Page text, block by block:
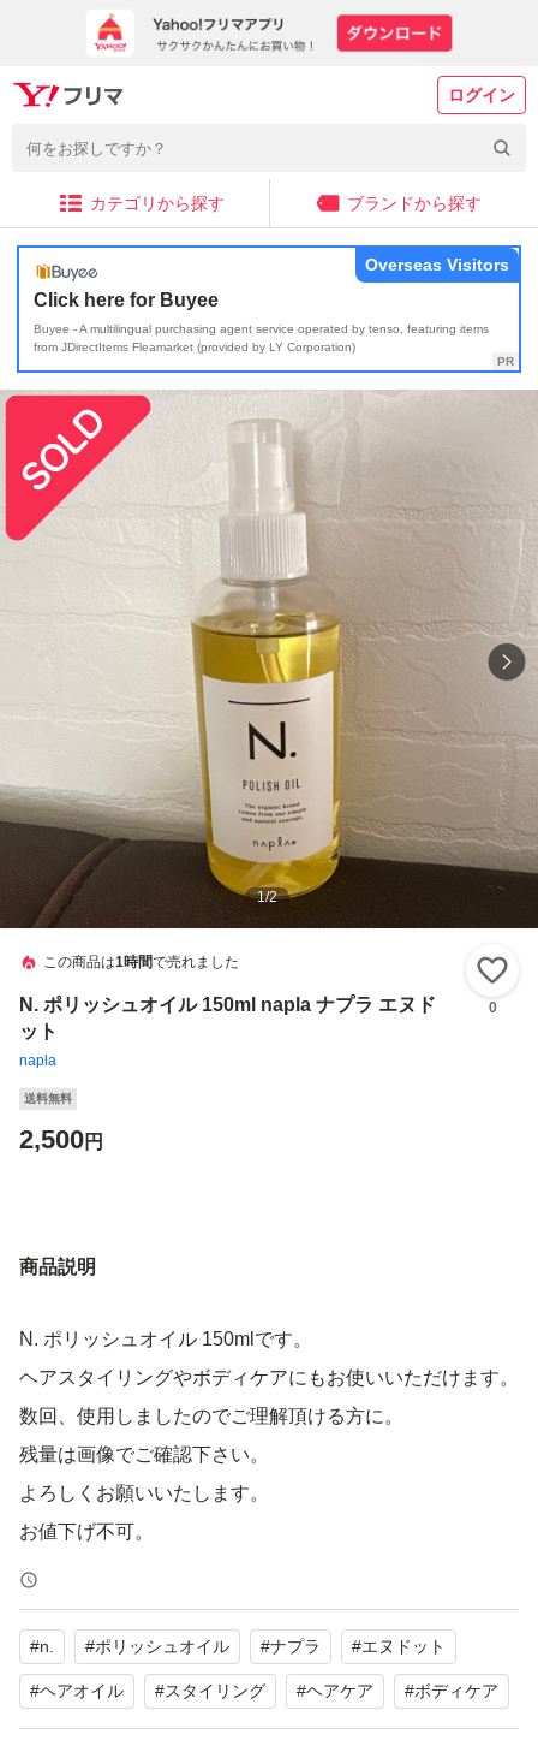
ログイン
カテゴリから探す ブランドから探す
Click here for Buyee
Buyee - A multilingual purchasing agent service operated by tenso, featuring items
from JDirectItems Fleamarket (provided by LY Corporation)
Overseas Visitors
1/2
この商品は1時間で売れました
N. ポリッシュオイル 150ml napla ナプラ エヌド
ット
napla
0
送料無料
2,500円
商品説明
N. ポリッシュオイル 150mlです。
ヘアスタイリングやボディケアにもお使いいただけます。
数回、使用しましたのでご理解頂ける方に。
残量は画像でご確認下さい。
よろしくお願いいたします。
#n. #ポリッシュオイル #ナプラ #エヌドット
#ヘアオイル #スタイリング #ヘアケア #ボディケア